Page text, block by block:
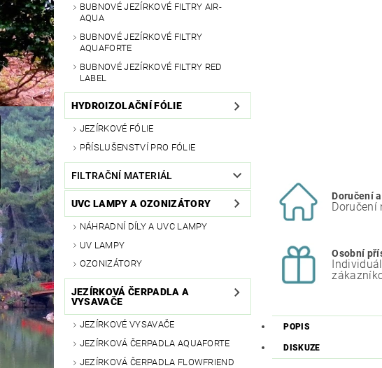
BUBNOVÉ JEZÍRKOVÉ FILTRY AIR-
AQUA
BUBNOVÉ JEZÍRKOVÉ FILTRY
AQUAFORTE
BUBNOVÉ JEZÍRKOVÉ FILTRY RED
LABEL
HYDROIZOLAČNÍ FÓLIE
JEZÍRKOVÉ FÓLIE
PŘÍSLUŠENSTVÍ PRO FÓLIE
FILTRAČNÍ MATERIÁL
UVC LAMPY A OZONIZÁTORY
NÁHRADNÍ DÍLY A UVC LAMPY
UV LAMPY
OZONIZÁTORY
JEZÍRKOVÁ ČERPADLA A
VYSAVAČE
JEZÍRKOVÉ VYSAVAČE
JEZÍRKOVÁ ČERPADLA AQUAFORTE
JEZÍRKOVÁ ČERPADLA FLOWFRIEND
Doručení
Doručení
Osobní
POPIS
DISKUZE